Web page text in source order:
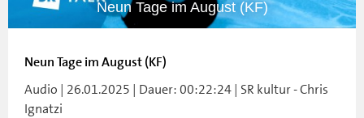
Neun Tage im August (KF)
Neun Tage im August (KF)
Audio | 26.01.2025 | Dauer: 00:22:24 | SR kultur - Chris
Ignatzi